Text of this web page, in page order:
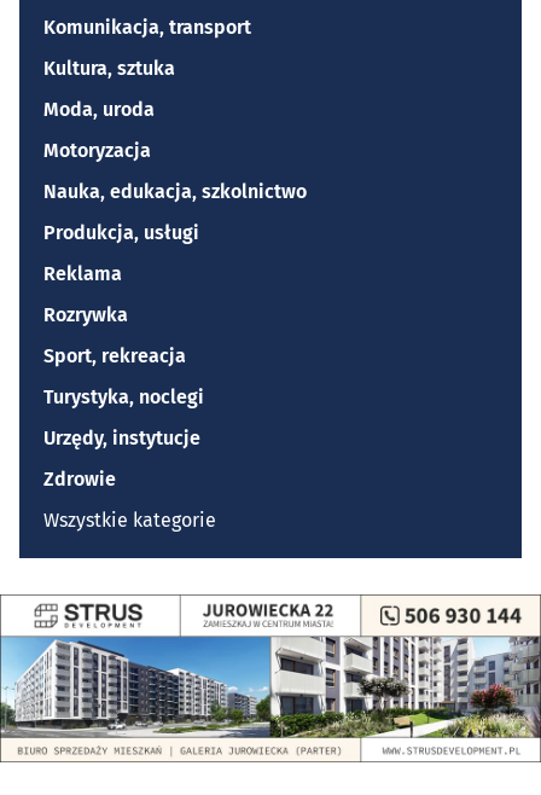
Komunikacja, transport
Kultura, sztuka
Moda, uroda
Motoryzacja
Nauka, edukacja, szkolnictwo
Produkcja, usługi
Reklama
Rozrywka
Sport, rekreacja
Turystyka, noclegi
Urzędy, instytucje
Zdrowie
Wszystkie kategorie